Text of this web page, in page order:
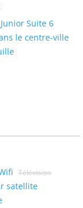
Junior Suite 6
le centre-ville
Télévision
satellite